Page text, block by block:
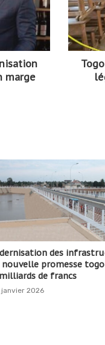
marge
des
nouvelle promesse
de francs
janvier 2026